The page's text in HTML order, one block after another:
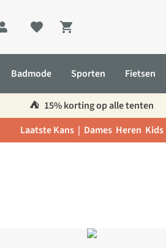
Shopping cart
Badmode Sporten Fietsen
⛺️ 15% korting op alle tenten
Laatste Kans | Dames Heren Kids